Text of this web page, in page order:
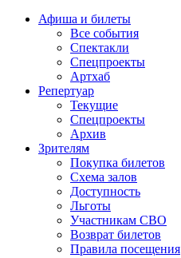
Афиша и билеты
Все события
Спектакли
Спецпроекты
Артхаб
Репертуар
Текущие
Спецпроекты
Архив
Зрителям
Покупка билетов
Схема залов
Доступность
Льготы
Участникам СВО
Возврат билетов
Правила посещения